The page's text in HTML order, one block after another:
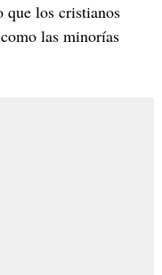
que los cristianos
las minorías